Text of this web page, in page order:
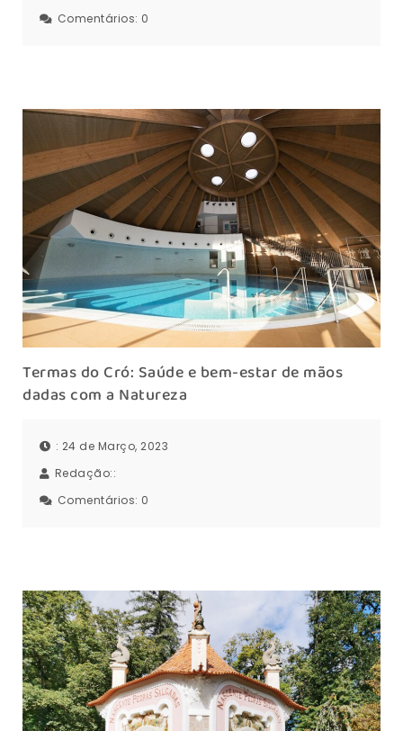
Comentários: 0
Termas do Cró: Saúde e bem-estar de mãos
dadas com a Natureza
: 24 de Março, 2023
Redação::
Comentários: 0